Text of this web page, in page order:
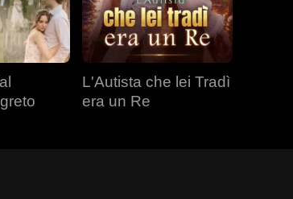
L'Autista che lei Tradì
era un Re